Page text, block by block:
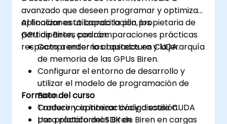
avanzado que deseen programar y optimizar
aplicaciones utilizando la pila propietaria de
GPU de Biren, con comparaciones prácticas
respecto a entornos basados en CUDA.
Al finalizar esta capacitación, los
participantes podrán:
Comprender la arquitectura y la jerarquía
de memoria de las GPUs Biren.
Configurar el entorno de desarrollo y
utilizar el modelo de programación de
Biren.
Traducir y optimizar código estilo CUDA
para plataformas Biren.
Formato del curso
Conferencia interactiva y discusión.
Uso práctico del SDK de Biren en cargas